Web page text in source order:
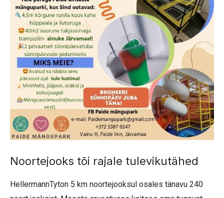
Noortejooks tõi rajale tulevikutähed
HellermannTyton 5 km noortejooksul osales tänavu 240